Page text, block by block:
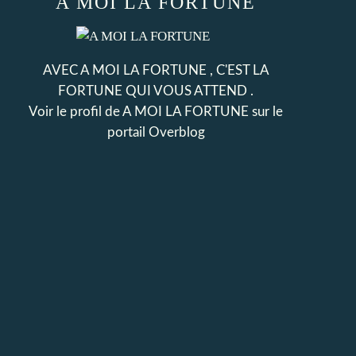
AVEC A MOI LA FORTUNE , C'EST LA
FORTUNE QUI VOUS ATTEND .
Voir le profil deA MOI LA FORTUNE sur le
portail Overblog